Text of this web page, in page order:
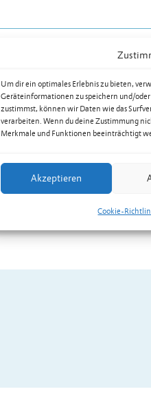
Um dir ein optimales Erlebnis zu bieten,
Geräteinformationen zu speichern und/
zustimmst, können wir Daten wie das
verarbeiten. Wenn du deine Zustimmung
Merkmale und Funktionen beeinträchtigt
Akzeptieren
Cookie-